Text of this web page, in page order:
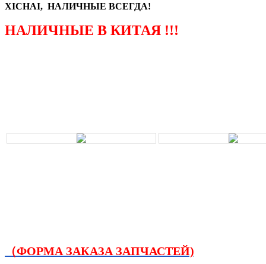
XICHAI, НАЛИЧНЫЕ ВСЕГДА!
НАЛИЧНЫЕ В КИТАЯ !!!
（ФОРМА ЗАКАЗА ЗАПЧАСТЕЙ)